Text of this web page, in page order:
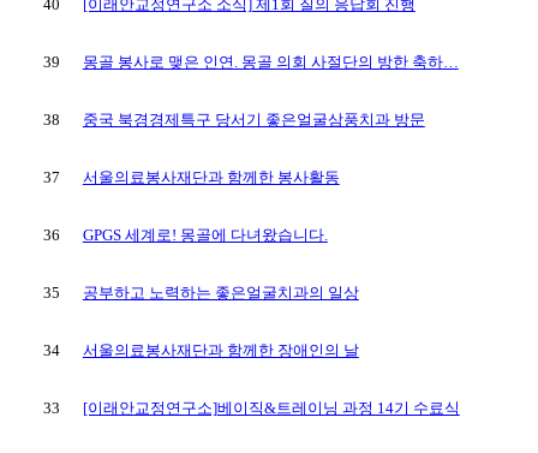
40 [이래안교정연구소 소식] 제1회 질의 응답회 진행
39 몽골 봉사로 맺은 인연. 몽골 의회 사절단의 방한 축하…
38 중국 북경경제특구 당서기 좋은얼굴삼풍치과 방문
37 서울의료봉사재단과 함께한 봉사활동
36 GPGS 세계로! 몽골에 다녀왔습니다.
35 공부하고 노력하는 좋은얼굴치과의 일상
34 서울의료봉사재단과 함께한 장애인의 날
33 [이래안교정연구소]베이직&트레이닝 과정 14기 수료식